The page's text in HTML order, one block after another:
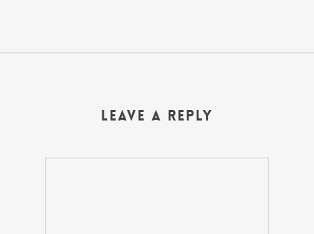
Leave a Reply